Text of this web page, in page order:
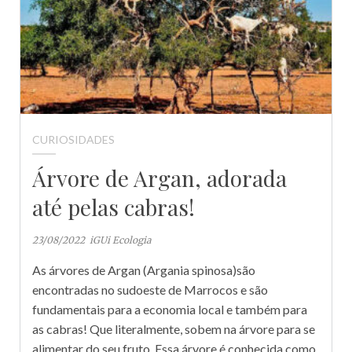
CURIOSIDADES
Árvore de Argan, adorada
até pelas cabras!
23/08/2022 iGUi Ecologia
As árvores de Argan (Argania spinosa)são
encontradas no sudoeste de Marrocos e são
fundamentais para a economia local e também para
as cabras! Que literalmente, sobem na árvore para se
alimentar do seu fruto. Essa árvore é conhecida como